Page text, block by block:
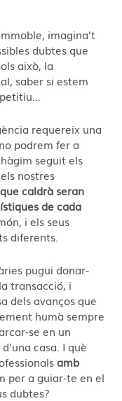
imagina’t
dubtes que
això, la
saber si estem
requereix una
podrem fer a
seguit els
nostres
caldrà seran
de cada
i els seus
diferents.
pugui donar-
transacció, i
dels avanços que
humà sempre
se en un
casa. I què
amb
per a guiar-te en el
dubtes?